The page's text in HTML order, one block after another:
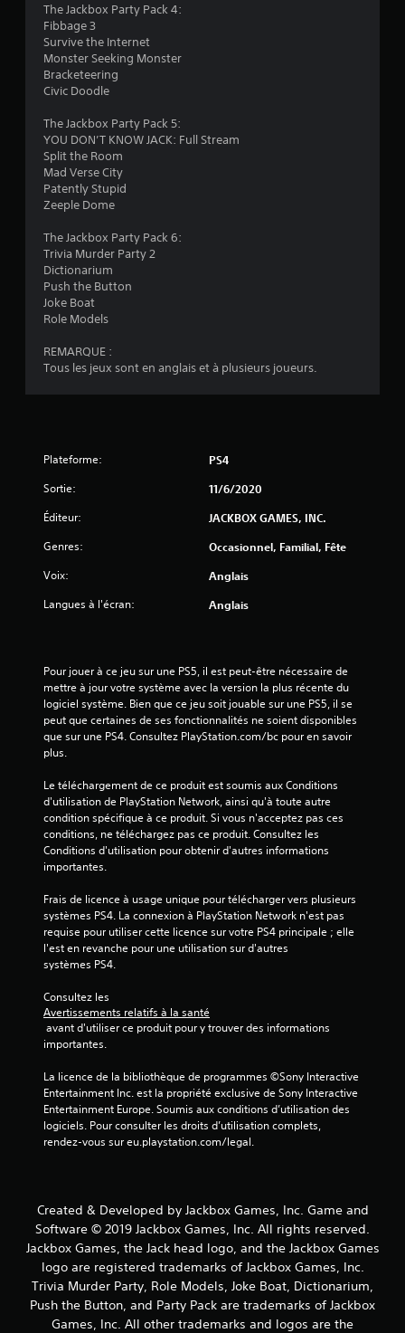
5
i
s
)
The Jackbox Party Pack 4:
Fibbage 3
Survive the Internet
Monster Seeking Monster
Bracketeering
Civic Doodle
The Jackbox Party Pack 5:
YOU DON’T KNOW JACK: Full Stream
Split the Room
Mad Verse City
Patently Stupid
Zeeple Dome
The Jackbox Party Pack 6:
Trivia Murder Party 2
Dictionarium
Push the Button
Joke Boat
Role Models
REMARQUE :
Tous les jeux sont en anglais et à plusieurs joueurs.
Plateforme: PS4
Sortie: 11/6/2020
Éditeur: JACKBOX GAMES, INC.
Genres: Occasionnel, Familial, Fête
Voix: Anglais
Langues à l'écran: Anglais
Pour jouer à ce jeu sur une PS5, il est peut-être nécessaire de
mettre à jour votre système avec la version la plus récente du
logiciel système. Bien que ce jeu soit jouable sur une PS5, il se
peut que certaines de ses fonctionnalités ne soient disponibles
que sur une PS4. Consultez PlayStation.com/bc pour en savoir
plus.
Le téléchargement de ce produit est soumis aux Conditions
d'utilisation de PlayStation Network, ainsi qu'à toute autre
condition spécifique à ce produit. Si vous n'acceptez pas ces
conditions, ne téléchargez pas ce produit. Consultez les
Conditions d'utilisation pour obtenir d'autres informations
importantes.
Frais de licence à usage unique pour télécharger vers plusieurs
systèmes PS4. La connexion à PlayStation Network n'est pas
requise pour utiliser cette licence sur votre PS4 principale ; elle
l'est en revanche pour une utilisation sur d'autres
systèmes PS4.
Consultez les
Avertissements relatifs à la santé
importantes.
La licence de la bibliothèque de programmes ©Sony Interactive
Entertainment Inc. est la propriété exclusive de Sony Interactive
Entertainment Europe. Soumis aux conditions d’utilisation des
logiciels. Pour consulter les droits d’utilisation complets,
rendez-vous sur eu.playstation.com/legal.
Created & Developed by Jackbox Games, Inc. Game and
Software © 2019 Jackbox Games, Inc. All rights reserved.
Jackbox Games, the Jack head logo, and the Jackbox Games
logo are registered trademarks of Jackbox Games, Inc.
Trivia Murder Party, Role Models, Joke Boat, Dictionarium,
Push the Button, and Party Pack are trademarks of Jackbox
Games, Inc. All other trademarks and logos are the